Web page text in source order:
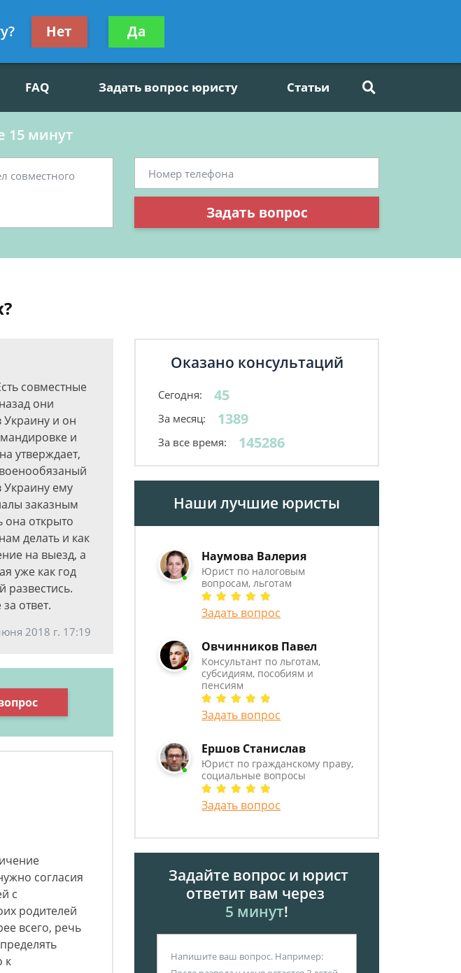
Получите консультацию
бесплатно
FAQ Задать вопрос юристу Статьи
15 минут
Задать вопрос
совместные
они
Украину и он
и
утверждает,
Украину ему
заказным
она открыто
делать и как
на выезд, а
уже как год
развестись.
ответ.
2018 г. 17:19
согласия
с
родителей
всего, речь
к
Оказано консультаций
Сегодня: 45
За месяц: 1389
За все время: 145286
Наши лучшие юристы
Наумова Валерия
Юрист по налоговым
вопросам, льготам
Задать вопрос
Овчинников Павел
Консультант по льготам,
субсидиям, пособиям и
пенсиям
Задать вопрос
Ершов Станислав
Юрист по гражданскому праву,
социальные вопросы
Задать вопрос
Задайте вопрос и юрист
ответит вам через
5 минут!
Нет Да